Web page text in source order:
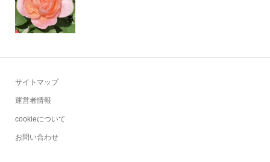
サイトマップ
運営者情報
cookieについて
お問い合わせ